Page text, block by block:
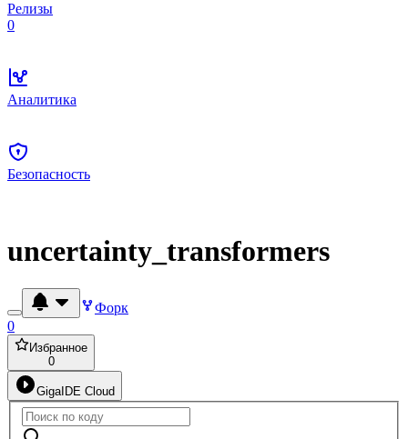
Релизы
0
Аналитика
Безопасность
uncertainty_transformers
Форк
0
Избранное
0
GigaIDE Cloud